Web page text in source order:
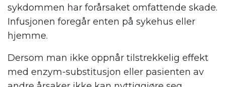
sykdommen har forårsaket omfattende skade.
Infusjonen foregår enten på sykehus eller
hjemme.
Dersom man ikke oppnår tilstrekkelig effekt
med enzym-substitusjon eller pasienten av